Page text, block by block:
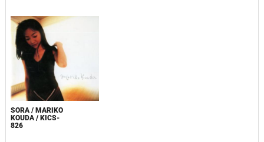
SORA / MARIKO
KOUDA / KICS-
826